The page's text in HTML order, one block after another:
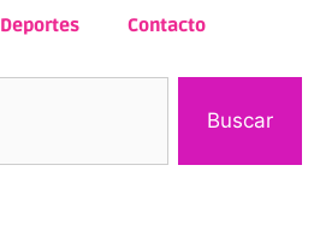
Deportes Contacto
Buscar